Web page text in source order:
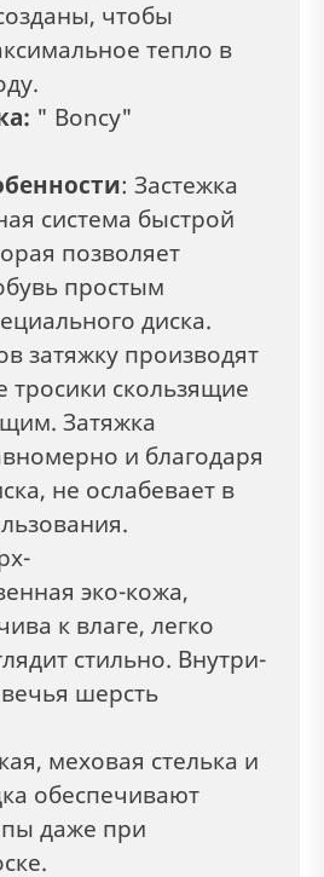
чтобы
тепло в
" Boncy"
: Застежка
система быстрой
позволяет
простым
диска.
затяжку производят
тросики скользящие
Затяжка
и благодаря
не ослабевает в
эко-кожа,
к влаге, легко
стильно. Внутри-
шерсть
меховая стелька и
обеспечивают
даже при